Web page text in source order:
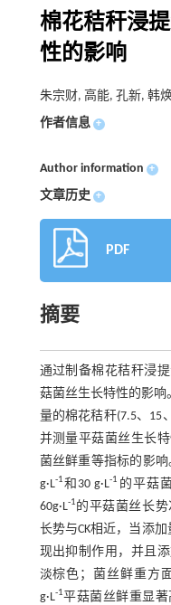
棉花秸秆浸
性的影响
朱宗财, 高能, 孔新, 韩
作者信息 +
Author information +
文章历史 +
PDF
摘要
通过制备棉花秸秆浸
菇菌丝生长特性的影响
量的棉花秸秆(7.5、15
并测量平菇菌丝生长
菌丝鲜重等指标的影响
g·L-1和30 g·L-1 的平菇
60g·L-1的平菇菌丝长势
长势与CK相近，当添加
现出抑制作用，并且
淡棕色；菌丝鲜重方面
g·L-1平菇菌丝鲜重显著